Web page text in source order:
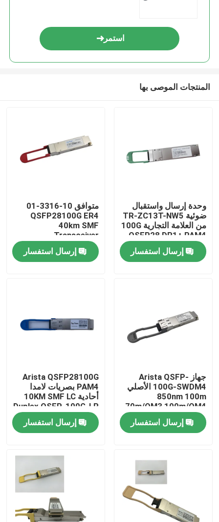
مسكن
جولة في المعمل
اتصل بنا
أخبار
وحدة بصرية 400G/800G
وحدة 100G QSFP28
استمر
المنتجات الموصى بها
وحدة إرسال واستقبال
ضوئية TR-ZC13T-NW5
من العلامة التجارية 100G
QSFP28 DR1+ PAM4
500M
إرسال استفسار
متوافق 10-3316-01
QSFP28100G ER4
40km SMF
Transceiver
إرسال استفسار
جهاز Arista QSFP-
100G-SWDM4 الأصلي
850nm 100m
70m/OM3 100m/OM4
ناقل MMF مزدوج
إرسال استفسار
Arista QSFP28100G
PAM4 بصريات لامدا
أحادية 10KM SMF LC
Duplex QSFP-100G-LR
إرسال استفسار